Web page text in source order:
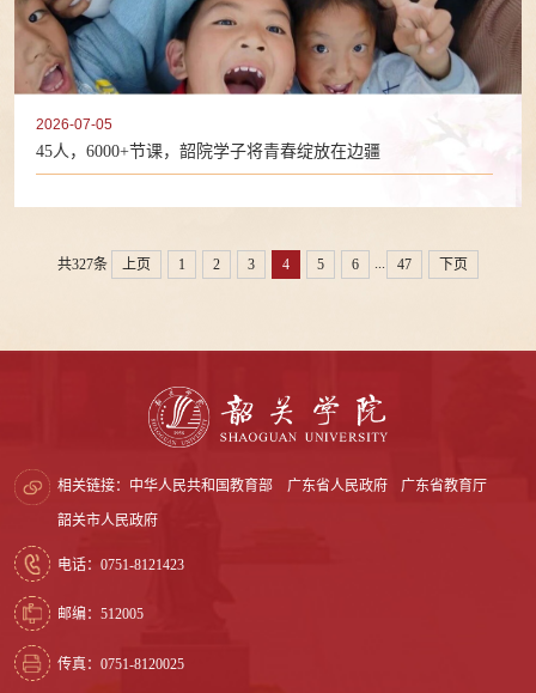
2026-07-05
45人，6000+节课，韶院学子将青春绽放在边疆
共327条 上页 1 2 3 4 5 6 ... 47 下页
相关链接： 中华人民共和国教育部 广东省人民政府 广东省教育厅
韶关市人民政府
电话：0751-8121423
邮编：512005
传真：0751-8120025